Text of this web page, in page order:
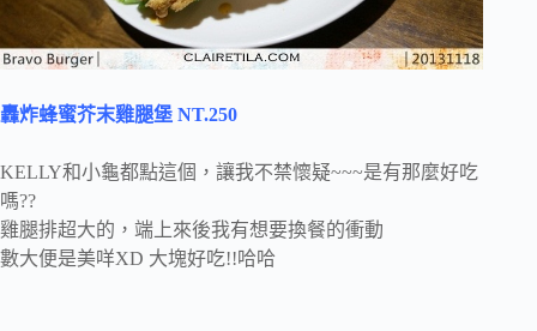
轟炸蜂蜜芥末雞腿堡 NT.250
KELLY和小龜都點這個，讓我不禁懷疑~~~是有那麼好吃
嗎??
雞腿排超大的，端上來後我有想要換餐的衝動
數大便是美咩XD 大塊好吃!!哈哈